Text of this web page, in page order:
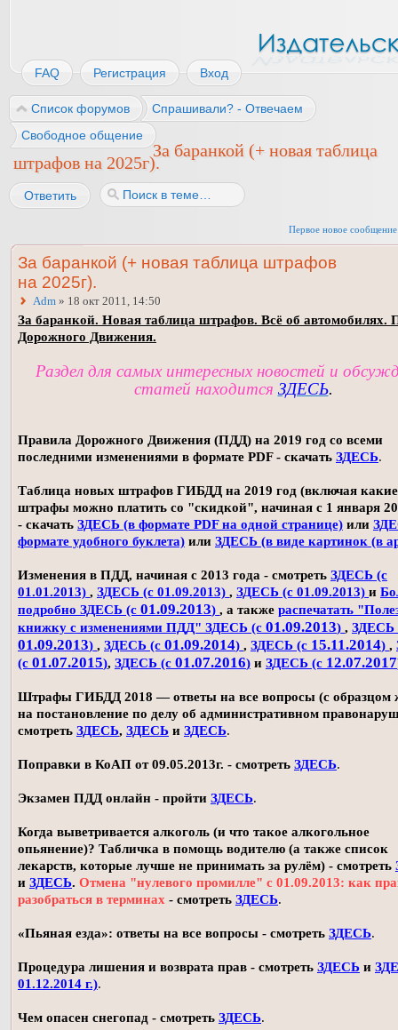
FAQ Регистрация Вход
Список форумов
Спрашивали? - Отвечаем
Свободное общение
За баранкой (+ новая таблица
штрафов на 2025г).
Ответить
Первое новое сообщение
За баранкой (+ новая таблица штрафов
на 2025г).
Adm » 18 окт 2011, 14:50
За баранкой. Новая таблица штрафов. Всё об автомобилях.
Дорожного Движения.
Раздел для самых интересных новостей и
статей находится ЗДЕСЬ.
Правила Дорожного Движения (ПДД) на 2019 год со всеми
последними изменениями в формате PDF - скачать ЗДЕСЬ.
Таблица новых штрафов ГИБДД на 2019 год (включая какие
штрафы можно платить со "скидкой", начиная с 1 января
- скачать ЗДЕСЬ (в формате PDF на одной странице) или
формате удобного буклета) или ЗДЕСЬ (в виде картинок (в
Изменения в ПДД, начиная с 2013 года - смотреть ЗДЕСЬ (с
01.01.2013) , ЗДЕСЬ (с 01.09.2013) , ЗДЕСЬ (с 01.09.2013) и
подробно ЗДЕСЬ (с 01.09.2013) , а также распечатать
книжку с изменениями ПДД" ЗДЕСЬ (с 01.09.2013) , ЗДЕСЬ
01.09.2013) , ЗДЕСЬ (с 01.09.2014) , ЗДЕСЬ (с 15.11.2014) ,
(с 01.07.2015), ЗДЕСЬ (с 01.07.2016) и ЗДЕСЬ (с 12.07.2017
Штрафы ГИБДД 2018 — ответы на все вопросы (с образцом
на постановление по делу об административном
смотреть ЗДЕСЬ, ЗДЕСЬ и ЗДЕСЬ.
Поправки в КоАП от 09.05.2013г. - смотреть ЗДЕСЬ.
Экзамен ПДД онлайн - пройти ЗДЕСЬ.
Когда выветривается алкоголь (и что такое алкогольное
опьянение)? Табличка в помощь водителю (а также список
лекарств, которые лучше не принимать за рулём) - смотреть
и ЗДЕСЬ. Отмена "нулевого промилле" с 01.09.2013: как
разобраться в терминах - смотреть ЗДЕСЬ.
«Пьяная езда»: ответы на все вопросы - смотреть ЗДЕСЬ.
Процедура лишения и возврата прав - смотреть ЗДЕСЬ и
01.12.2014 г.).
Чем опасен снегопад - смотреть ЗДЕСЬ.